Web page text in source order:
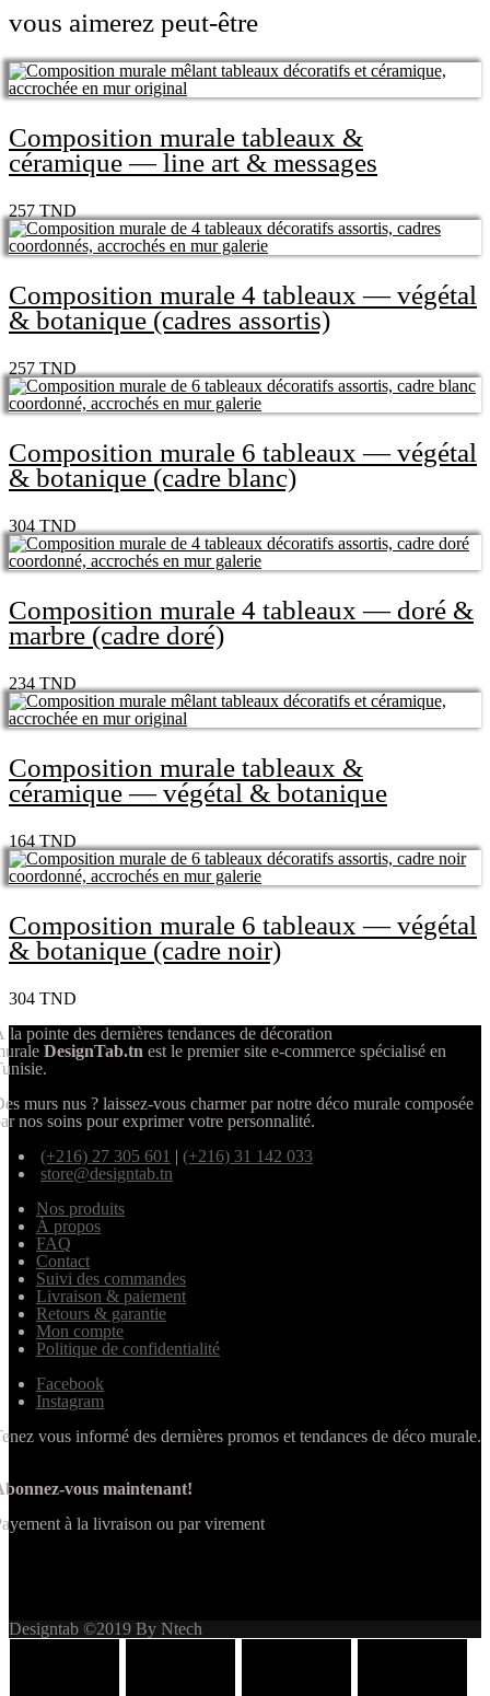
vous aimerez peut-être
Composition murale tableaux &
céramique — line art & messages
257TND
Composition murale 4 tableaux — végétal
& botanique (cadres assortis)
257TND
Composition murale 6 tableaux — végétal
& botanique (cadre blanc)
304TND
Composition murale 4 tableaux — doré &
marbre (cadre doré)
234TND
Composition murale tableaux &
céramique — végétal & botanique
164TND
Composition murale 6 tableaux — végétal
& botanique (cadre noir)
304 TND
la pointe des dernières tendances de décoration
DesignTab.tn est le premier site e-commerce spécialisé en
murs nus ? laissez-vous charmer par notre déco murale composée
nos soins pour exprimer votre personnalité.
(+216) 27 305 601 | (+216) 31 142 033
store@designtab.tn
Nos produits
À propos
FAQ
Contact
Suivi des commandes
Livraison & paiement
Retours & garantie
Mon compte
Politique de confidentialité
Facebook
Instagram
vous informé des dernières promos et tendances de déco murale.
vous maintenant!
à la livraison ou par virement
Designtab ©2019 By Ntech